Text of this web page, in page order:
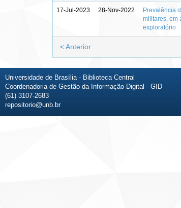
17-Jul-2023 28-Nov-2022
Prevalência
militares, em
exploratório
< Anterior
Universidade de Brasília - Biblioteca Central
Coordenadoria de Gestão da Informação Digital - GID
(61) 3107-2683
repositorio@unb.br